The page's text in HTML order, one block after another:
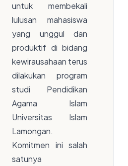
untuk membekali
lulusan mahasiswa
yang unggul dan
produktif di bidang
kewirausahaan terus
dilakukan program
studi Pendidikan
Agama Islam
Universitas Islam
Lamongan.
Komitmen ini salah
satunya